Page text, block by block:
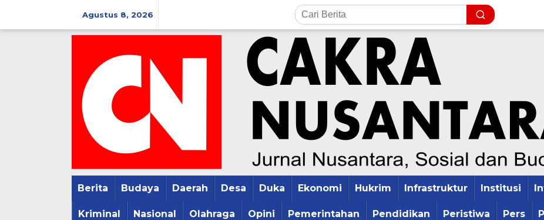
konten
Agustus 8, 2026
Berita Budaya Daerah Desa Duka Ekonomi Hukrim Infrastruktur Institusi
Kriminal Nasional Olahraga Opini Pemerintahan Pendidikan Peristiwa Pers